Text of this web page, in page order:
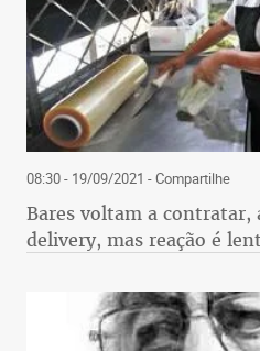
08:30 - 19/09/2021 - Compartilhe
Bares voltam a contratar,
delivery, mas reação é